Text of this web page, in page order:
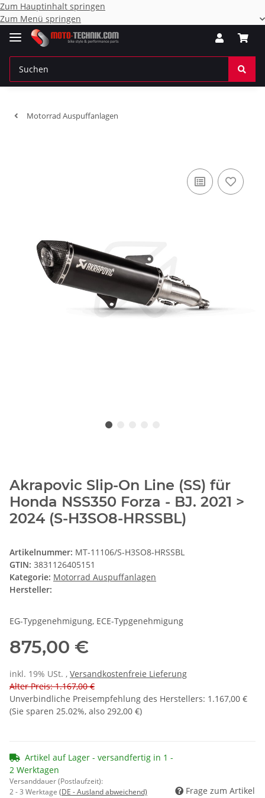
Zum Hauptinhalt springen
Zum Menü springen
Motorrad Auspuffanlagen
Akrapovic Slip-On Line (SS) für
Honda NSS350 Forza - BJ. 2021 >
2024 (S-H3SO8-HRSSBL)
Artikelnummer: MT-11106/S-H3SO8-HRSSBL
GTIN: 3831126405151
Kategorie: Motorrad Auspuffanlagen
Hersteller:
EG-Typgenehmigung, ECE-Typgenehmigung
875,00 €
inkl. 19% USt. , Versandkostenfreie Lieferung
Alter Preis: 1.167,00 €
Unverbindliche Preisempfehlung des Herstellers: 1.167,00 €
(Sie sparen 25.02%, also 292,00 €)
Artikel auf Lager - versandfertig in 1 -
2 Werktagen
Versanddauer (Postlaufzeit):
2 - 3 Werktage (DE - Ausland abweichend) Frage zum Artikel